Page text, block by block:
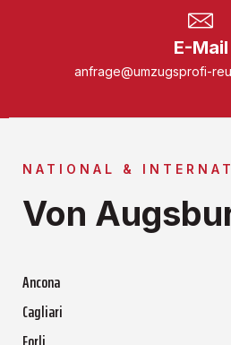
E-Mail
anfrage@umzugsprofi-
NATIONAL &
Von
Ancona
Cagliari